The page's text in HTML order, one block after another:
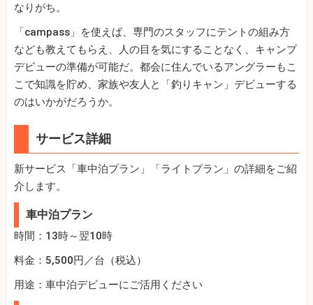
なりがち。
「campass」を使えば、専門のスタッフにテントの組み方
なども教えてもらえ、人の目を気にすることなく、キャンプ
デビューの準備が可能だ。都会に住んでいるアングラーもこ
こで知識を貯め、家族や友人と「釣りキャン」デビューする
のはいかがだろうか。
サービス詳細
新サービス「車中泊プラン」「ライトプラン」の詳細をご紹
介します。
車中泊プラン
時間：13時～翌10時
料金：5,500円／台（税込）
用途：車中泊デビューにご活用ください